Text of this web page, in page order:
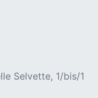
Selvette, 1/bis/1